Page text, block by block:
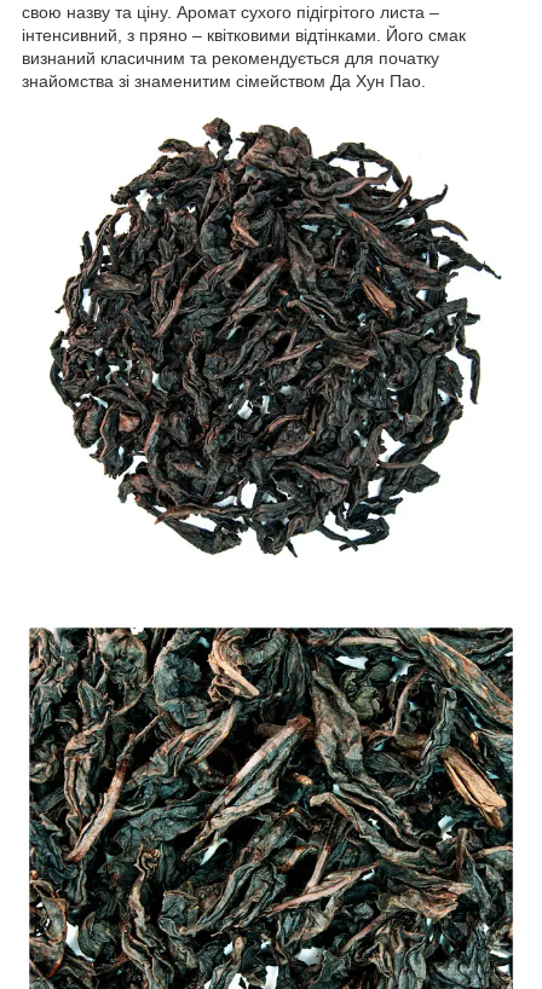
свою назву та ціну. Аромат сухого підігрітого листа –
інтенсивний, з пряно – квітковими відтінками. Його смак
визнаний класичним та рекомендується для початку
знайомства зі знаменитим сімейством Да Хун Пао.